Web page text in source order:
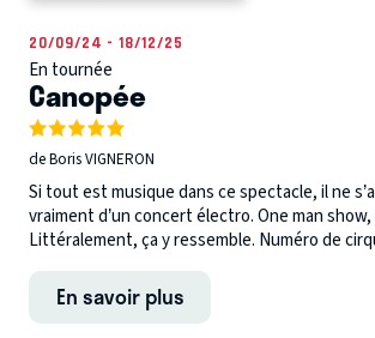
20/09/24 - 18/12/25
En tournée
Canopée
de Boris VIGNERON
Si tout est musique dans ce spectacle, il ne
vraiment d’un concert électro. One man show,
Littéralement, ça y ressemble. Numéro de
En savoir plus